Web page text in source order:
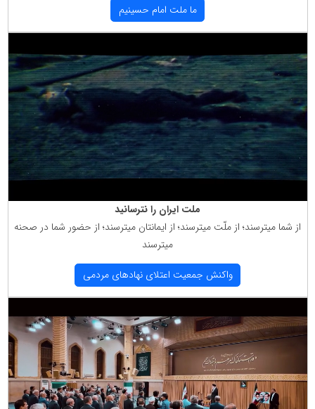
ما ملت امام حسینیم
ملت ایران را نترسانید
از شما میترسند؛ از ملّت میترسند؛ از ایمانتان میترسند؛ از حضور شما در صحنه
میترسند
واكنش جمعیت اعتلای نهادهای مردمی